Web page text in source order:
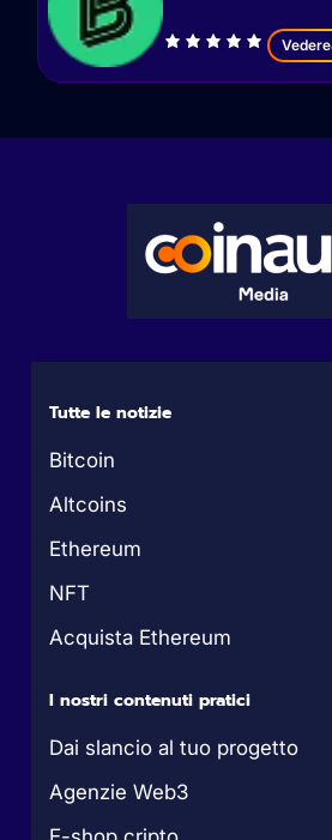
Vedere
Tutte le notizie
Bitcoin
Altcoins
Ethereum
NFT
Acquista Ethereum
I nostri contenuti pratici
Dai slancio al tuo progetto
Agenzie Web3